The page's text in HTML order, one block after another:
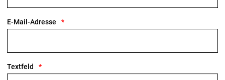
E-Mail-Adresse
Textfeld